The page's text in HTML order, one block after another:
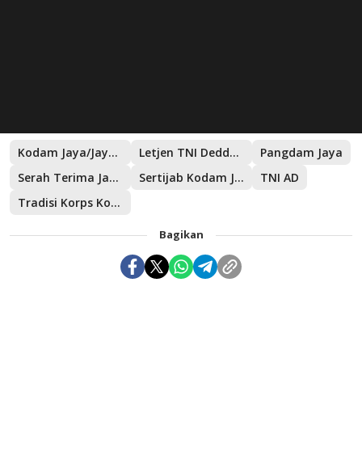
Kodam Jaya/Jayakarta Letjen TNI Deddy Suryadi
Pangdam Jaya
Serah Terima Jabatan Kodam Jaya
Sertijab Kodam Jaya
TNI AD
Tradisi Korps Kodam Jaya
Bagikan